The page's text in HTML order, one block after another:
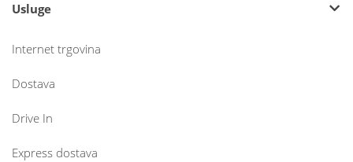
Usluge
Internet trgovina
Dostava
Drive In
Express dostava